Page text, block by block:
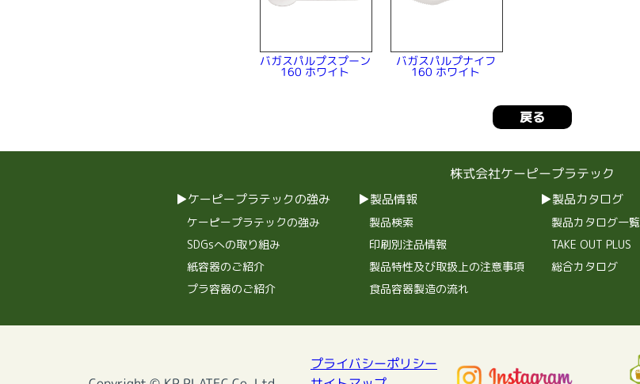
バガスパルプスプーン
160 ホワイト
バガスパルプナイフ
160 ホワイト
戻る
株式会社ケーピープラテック
ケーピープラテックの強み
ケーピープラテックの強み
SDGsへの取り組み
紙容器のご紹介
プラ容器のご紹介
製品情報
製品検索
印刷別注品情報
製品特性及び取扱上の注意事項
食品容器製造の流れ
製品カタログ
製品カタログ一覧
TAKE OUT PLUS
総合カタログ
プライバシーポリシー